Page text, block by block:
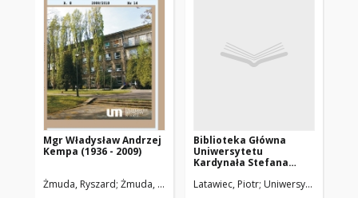
Mgr Władysław Andrzej
Kempa (1936 - 2009)
Żmuda, Ryszard Żmuda, Ryszard. Red. nacz.
Biblioteka Główna
Uniwersytetu
Kardynała Stefana
Warszawie
Latawiec, Piotr Uniwersytet